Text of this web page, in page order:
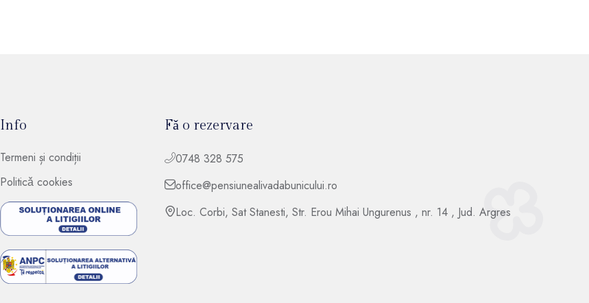
Info
Termeni și condiții
Politicǎ cookies
Fǎ o rezervare
0748 328 575
office@pensiunealivadabunicului.ro
Loc. Corbi, Sat Stanesti, Str. Erou Mihai Ungurenus , nr. 14 , Jud. Argres